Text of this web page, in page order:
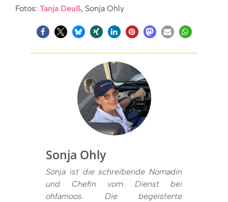
Fotos: Tanja Deuß, Sonja Ohly
Sonja Ohly
Sonja ist die schreibende Nomadin
und Chefin vom Dienst bei
ohfamoos. Die begeisterte